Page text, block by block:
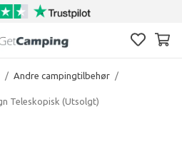
/ Andre campingtilbehør /
Teleskopisk (Utsolgt)